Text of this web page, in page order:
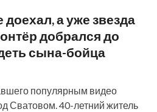
а уже звезда
добрался до
сына-бойца
популярным видео
Сватовом. 40-летний житель